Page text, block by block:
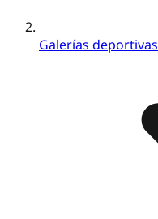
Galerías deportivas